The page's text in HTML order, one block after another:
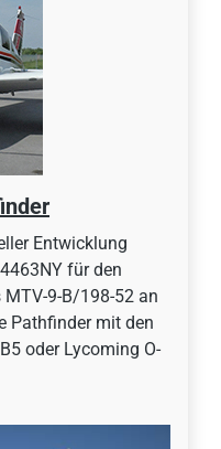
Entwicklung
für den
MTV-9-B/198-52 an
Pathfinder mit den
oder Lycoming O-